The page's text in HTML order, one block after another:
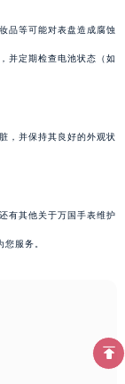
品等可能对表盘造成腐蚀
并定期检查电池状态（如
，并保持其良好的外观状
有其他关于万国手表维护
服务。